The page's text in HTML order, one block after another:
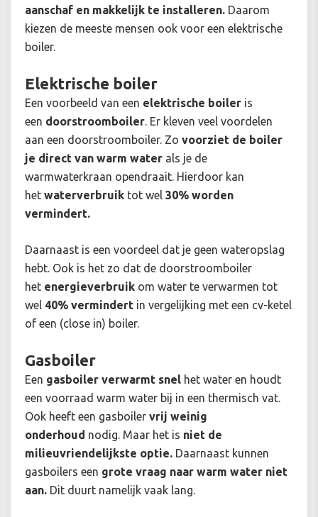
aanschaf en makkelijk te installeren. Daarom
kiezen de meeste mensen ook voor een elektrische
boiler.
Elektrische boiler
Een voorbeeld van een elektrische boiler is
een doorstroomboiler. Er kleven veel voordelen
aan een doorstroomboiler. Zo voorziet de boiler
je direct van warm water als je de
warmwaterkraan opendraait. Hierdoor kan
het waterverbruik tot wel 30% worden
vermindert.
Daarnaast is een voordeel dat je geen wateropslag
hebt. Ook is het zo dat de doorstroomboiler
het energieverbruik om water te verwarmen tot
wel 40% vermindert in vergelijking met een cv-ketel
of een (close in) boiler.
Gasboiler
Een gasboiler verwarmt snel het water en houdt
een voorraad warm water bij in een thermisch vat.
Ook heeft een gasboiler vrij weinig
onderhoud nodig. Maar het is niet de
milieuvriendelijkste optie. Daarnaast kunnen
gasboilers een grote vraag naar warm water niet
aan. Dit duurt namelijk vaak lang.